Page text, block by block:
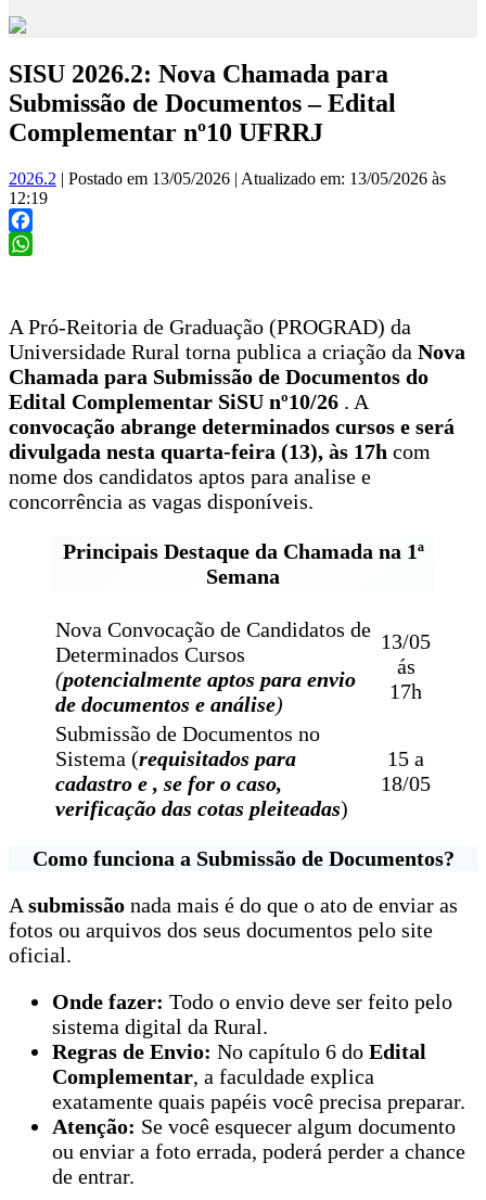
SISU 2026.2: Nova Chamada para
Submissão de Documentos – Edital
Complementar nº10 UFRRJ
2026.2 | Postado em 13/05/2026 | Atualizado em: 13/05/2026 às
12:19
Facebook
A Pró-Reitoria de Graduação (PROGRAD) da
Universidade Rural torna publica a criação da Nova
Chamada para Submissão de Documentos do
Edital Complementar SiSU nº10/26 . A
convocação abrange determinados cursos e será
divulgada nesta quarta-feira (13), às 17h com
nome dos candidatos aptos para analise e
concorrência as vagas disponíveis.
Principais Destaque da Chamada na 1ª
Semana
Nova Convocação de Candidatos de
Determinados Cursos
(potencialmente aptos para envio
de documentos e análise)
13/05
ás
17h
Submissão de Documentos no
Sistema (requisitados para
cadastro e , se for o caso,
verificação das cotas pleiteadas)
15 a
18/05
Como funciona a Submissão de Documentos?
A submissão nada mais é do que o ato de enviar as
fotos ou arquivos dos seus documentos pelo site
oficial.
Onde fazer: Todo o envio deve ser feito pelo
sistema digital da Rural.
Regras de Envio: No capítulo 6 do Edital
Complementar, a faculdade explica
exatamente quais papéis você precisa preparar.
Atenção: Se você esquecer algum documento
ou enviar a foto errada, poderá perder a chance
de entrar.